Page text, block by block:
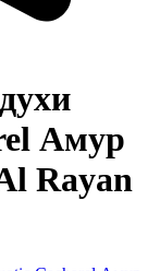
Амур
Rayan